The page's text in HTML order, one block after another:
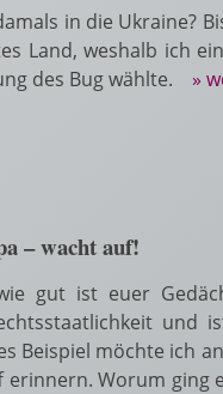
in die Ukraine?
Land, weshalb ich
des Bug wählte. »
– wacht auf!
gut ist euer
Beispiel möchte ich
Worum ging